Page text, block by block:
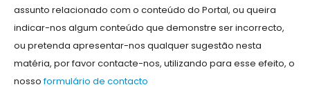
assunto relacionado com o conteúdo do Portal, ou queira
indicar-nos algum conteúdo que demonstre ser incorrecto,
ou pretenda apresentar-nos qualquer sugestão nesta
matéria, por favor contacte-nos, utilizando para esse efeito, o
nossoformulário de contacto